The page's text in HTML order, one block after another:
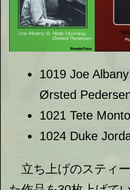
1019 Joe
Ørsted
1021 Tete
1024 Duke
立ち上げのスティ